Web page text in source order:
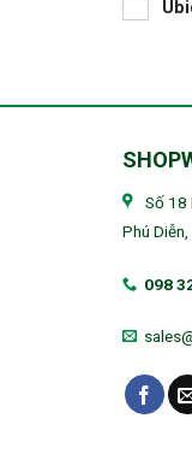
Số 18
Phú
098